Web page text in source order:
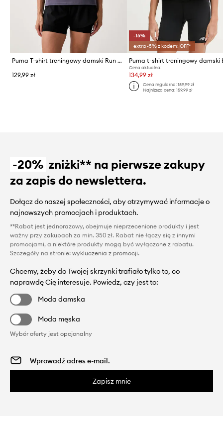
Puma T-shirt treningowy damski Run Velocity
129,99 zł
-15%
extra -5% z kodem: OFF*
Cena aktualna:
134,99 zł
Cena regularna: 159,99 zł
Najniższa cena: 159,99 zł
-20% zniżki** na pierwsze zakupy
za zapis do newslettera.
Dołącz do naszej społeczności, aby otrzymywać informacje o
najnowszych promocjach i produktach.
**Rabat jest jednorazowy, obejmuje nieprzecenione produkty i jest
ważny przy zakupach za min. 350 zł. Rabat nie łączy się z innymi
promocjami, a niektóre produkty mogą być wyłączone z rabatu.
Szczegóły na stronie: wykluczenia z promocji.
Chcemy, żeby do Twojej skrzynki trafiało tylko to, co
naprawdę Cię interesuje. Powiedz, czy jest to:
Moda damska
Moda męska
Wybór oferty jest opcjonalny
Zapisz mnie